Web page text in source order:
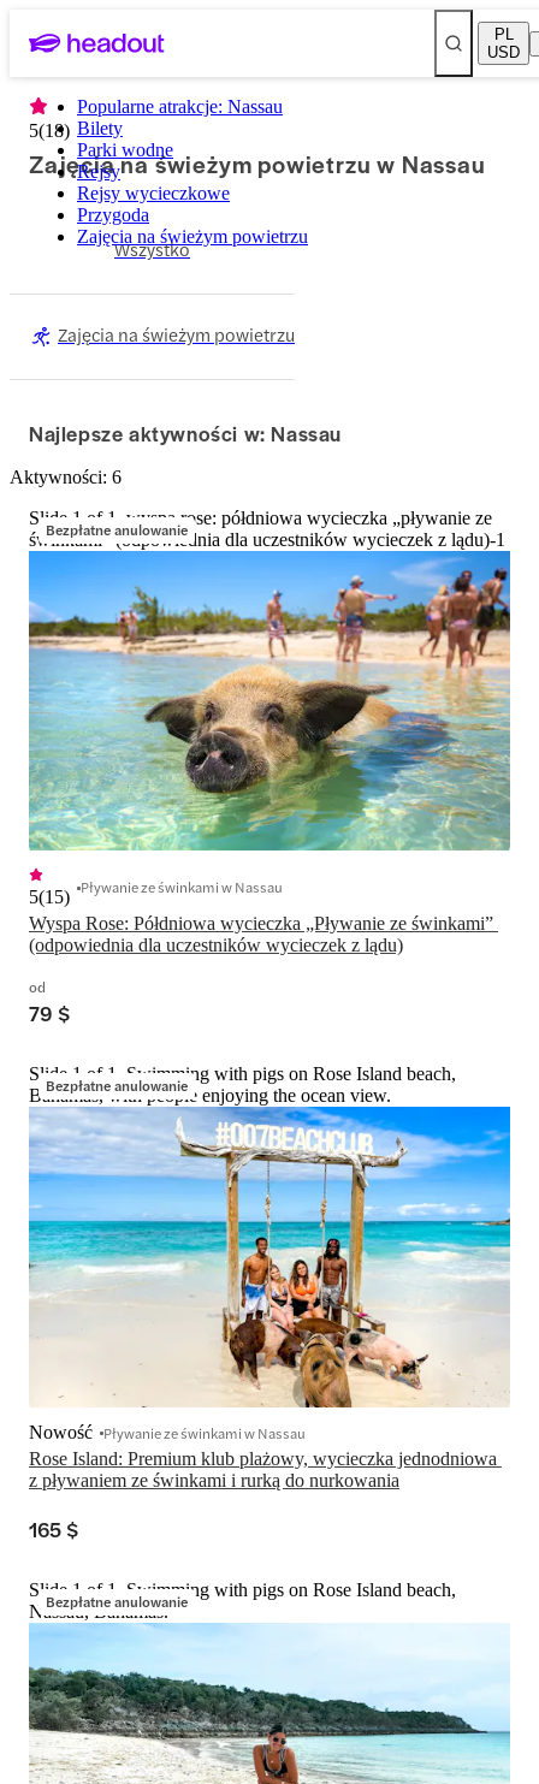
PL
USD
Popularne atrakcje: Nassau
Bilety
Parki wodne
Rejsy
Rejsy wycieczkowe
Przygoda
Zajęcia na świeżym powietrzu
5(18)
Zajęcia na świeżym powietrzu w Nassau
Wszystko
Zajęcia na świeżym powietrzu
Najlepsze aktywności w: Nassau
Aktywności: 6
Bezpłatne anulowanie
Slide 1 of 1, wyspa rose: półdniowa wycieczka „pływanie ze
świnkami” (odpowiednia dla uczestników wycieczek z lądu)-1
Wyspa Rose: Półdniowa wycieczka „Pływanie ze świnkami”
(odpowiednia dla uczestników wycieczek z lądu)
5(15) Pływanie ze świnkami w Nassau
od
79 $
Bezpłatne anulowanie
Slide 1 of 1, Swimming with pigs on Rose Island beach,
Bahamas, with people enjoying the ocean view.
Rose Island: Premium klub plażowy, wycieczka jednodniowa
z pływaniem ze świnkami i rurką do nurkowania
Nowość Pływanie ze świnkami w Nassau
165 $
Bezpłatne anulowanie
Slide 1 of 1, Swimming with pigs on Rose Island beach,
Nassau, Bahamas.